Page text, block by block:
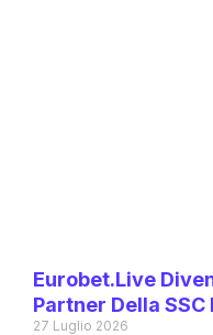
Eurobet.live
Partner Della SSC
27 Luglio 2026